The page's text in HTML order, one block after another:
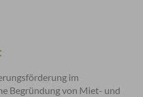
im
Begründung von Miet- und